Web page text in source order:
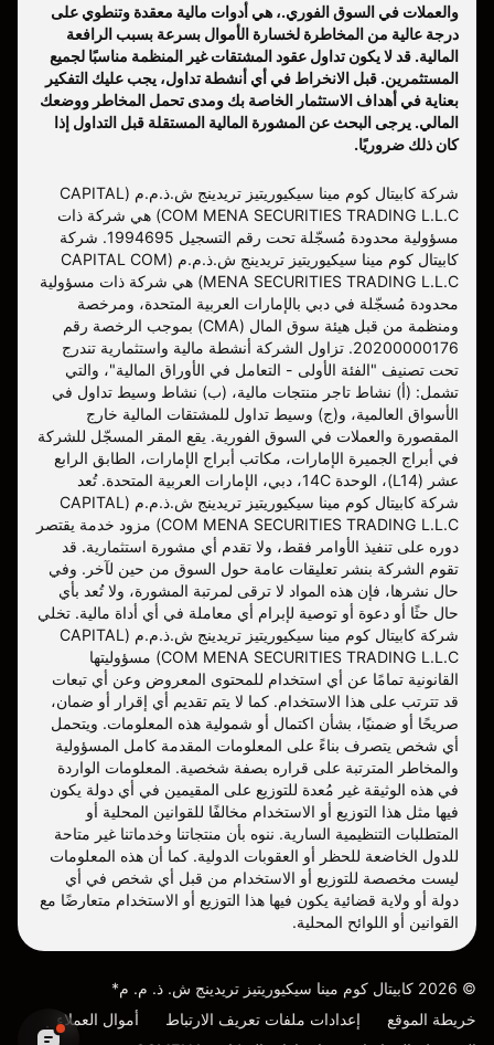
والعملات في السوق الفوري.، هي أدوات مالية معقدة وتنطوي على
درجة عالية من المخاطرة لخسارة الأموال بسرعة بسبب الرافعة
المالية. قد لا يكون تداول عقود المشتقات غير المنظمة مناسبًا لجميع
المستثمرين. قبل الانخراط في أي أنشطة تداول، يجب عليك التفكير
بعناية في أهداف الاستثمار الخاصة بك ومدى تحمل المخاطر ووضعك
المالي. يرجى البحث عن المشورة المالية المستقلة قبل التداول إذا
كان ذلك ضروريًا.
شركة كابيتال كوم مينا سيكيوريتيز تريدينج ش.ذ.م.م (CAPITAL
COM MENA SECURITIES TRADING L.L.C) هي شركة ذات
مسؤولية محدودة مُسجّلة تحت رقم التسجيل 1994695. شركة
كابيتال كوم مينا سيكيوريتيز تريدينج ش.ذ.م.م (CAPITAL COM
MENA SECURITIES TRADING L.L.C) هي شركة ذات مسؤولية
محدودة مُسجّلة في دبي بالإمارات العربية المتحدة، ومرخصة
ومنظمة من قبل هيئة سوق المال (CMA) بموجب الرخصة رقم
20200000176. تزاول الشركة أنشطة مالية واستثمارية تندرج
تحت تصنيف "الفئة الأولى - التعامل في الأوراق المالية"، والتي
تشمل: (أ) نشاط تاجر منتجات مالية، (ب) نشاط وسيط تداول في
الأسواق العالمية، و(ج) وسيط تداول للمشتقات المالية خارج
المقصورة والعملات في السوق الفورية. يقع المقر المسجّل للشركة
في أبراج الجميرة الإمارات، مكاتب أبراج الإمارات، الطابق الرابع
عشر (L14)، الوحدة 14C، دبي، الإمارات العربية المتحدة. تُعد
شركة كابيتال كوم مينا سيكيوريتيز تريدينج ش.ذ.م.م (CAPITAL
COM MENA SECURITIES TRADING L.L.C) مزود خدمة يقتصر
دوره على تنفيذ الأوامر فقط، ولا تقدم أي مشورة استثمارية. قد
تقوم الشركة بنشر تعليقات عامة حول السوق من حين لآخر. وفي
حال نشرها، فإن هذه المواد لا ترقى لمرتبة المشورة، ولا تُعد بأي
حال حثًا أو دعوة أو توصية لإبرام أي معاملة في أي أداة مالية. تخلي
شركة كابيتال كوم مينا سيكيوريتيز تريدينج ش.ذ.م.م (CAPITAL
COM MENA SECURITIES TRADING L.L.C) مسؤوليتها
القانونية تمامًا عن أي استخدام للمحتوى المعروض وعن أي تبعات
قد تترتب على هذا الاستخدام. كما لا يتم تقديم أي إقرار أو ضمان،
صريحًا أو ضمنيًا، بشأن اكتمال أو شمولية هذه المعلومات. ويتحمل
أي شخص يتصرف بناءً على المعلومات المقدمة كامل المسؤولية
والمخاطر المترتبة على قراره بصفة شخصية. المعلومات الواردة
في هذه الوثيقة غير مُعدة للتوزيع على المقيمين في أي دولة يكون
فيها مثل هذا التوزيع أو الاستخدام مخالفًا للقوانين المحلية أو
المتطلبات التنظيمية السارية. ننوه بأن منتجاتنا وخدماتنا غير متاحة
للدول الخاضعة للحظر أو العقوبات الدولية. كما أن هذه المعلومات
ليست مخصصة للتوزيع أو الاستخدام من قبل أي شخص في أي
دولة أو ولاية قضائية يكون فيها هذا التوزيع أو الاستخدام متعارضًا مع
القوانين أو اللوائح المحلية.
©
2026 كابيتال كوم مينا سيكيوريتيز تريدينج ش. ذ. م. م*
خريطة الموقع
إعدادات ملفات تعريف الارتباط
أموال العملاء